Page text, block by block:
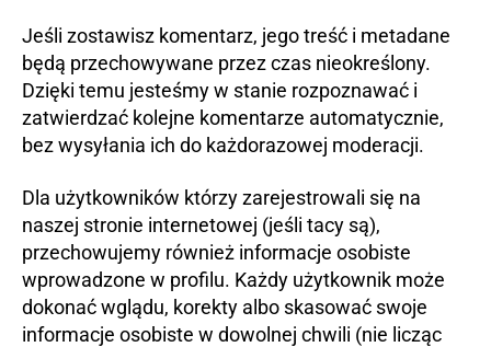
Jeśli zostawisz komentarz, jego treść i metadane
będą przechowywane przez czas nieokreślony.
Dzięki temu jesteśmy w stanie rozpoznawać i
zatwierdzać kolejne komentarze automatycznie,
bez wysyłania ich do każdorazowej moderacji.
Dla użytkowników którzy zarejestrowali się na
naszej stronie internetowej (jeśli tacy są),
przechowujemy również informacje osobiste
wprowadzone w profilu. Każdy użytkownik może
dokonać wglądu, korekty albo skasować swoje
informacje osobiste w dowolnej chwili (nie licząc